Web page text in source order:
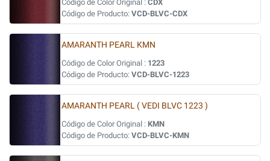
Código de Color Original : CDX
Código de Producto: VCD-BLVC-CDX
AMARANTH PEARL KMN
Código de Color Original : 1223
Código de Producto: VCD-BLVC-1223
AMARANTH PEARL ( VEDI BLVC 1223 )
Código de Color Original : KMN
Código de Producto: VCD-BLVC-KMN